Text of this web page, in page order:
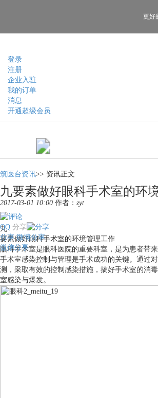
登录
注册
企业入驻
我的订单
消息
开通超级会员
更好
筑医台资讯>> 资讯正文
九要素做好眼科手术室的环
2017-03-01 10:00 作者： zyt
分享
QQ
分享 微博分享
微信分享
九
要素做好眼科手术室的环境管理工作
眼科手术室是眼科医院的重要科室，是为患者带
手术室感染控制与管理是手术成功的关键。通过
测，采取有效的控制感染措施，搞好手术室的消
室感染与爆发。